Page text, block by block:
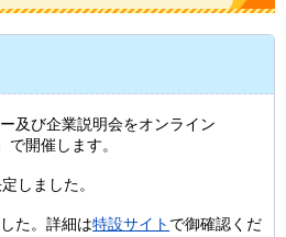
及び企業説明会をオンライン
で開催します。
しました。
た。詳細は特設サイト で御確認くだ